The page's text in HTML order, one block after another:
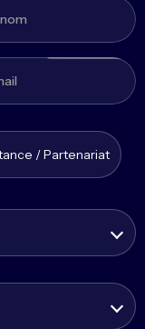
/ Partenariat